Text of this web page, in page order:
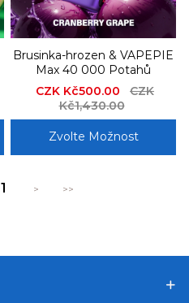
Brusinka-hrozen & VAPEPIE
Max 40 000 Potahů
Sale
price
CZK Kč500.00
Regular
CZK
Kč1,430.00
Zvolte Možnost
1 > >>